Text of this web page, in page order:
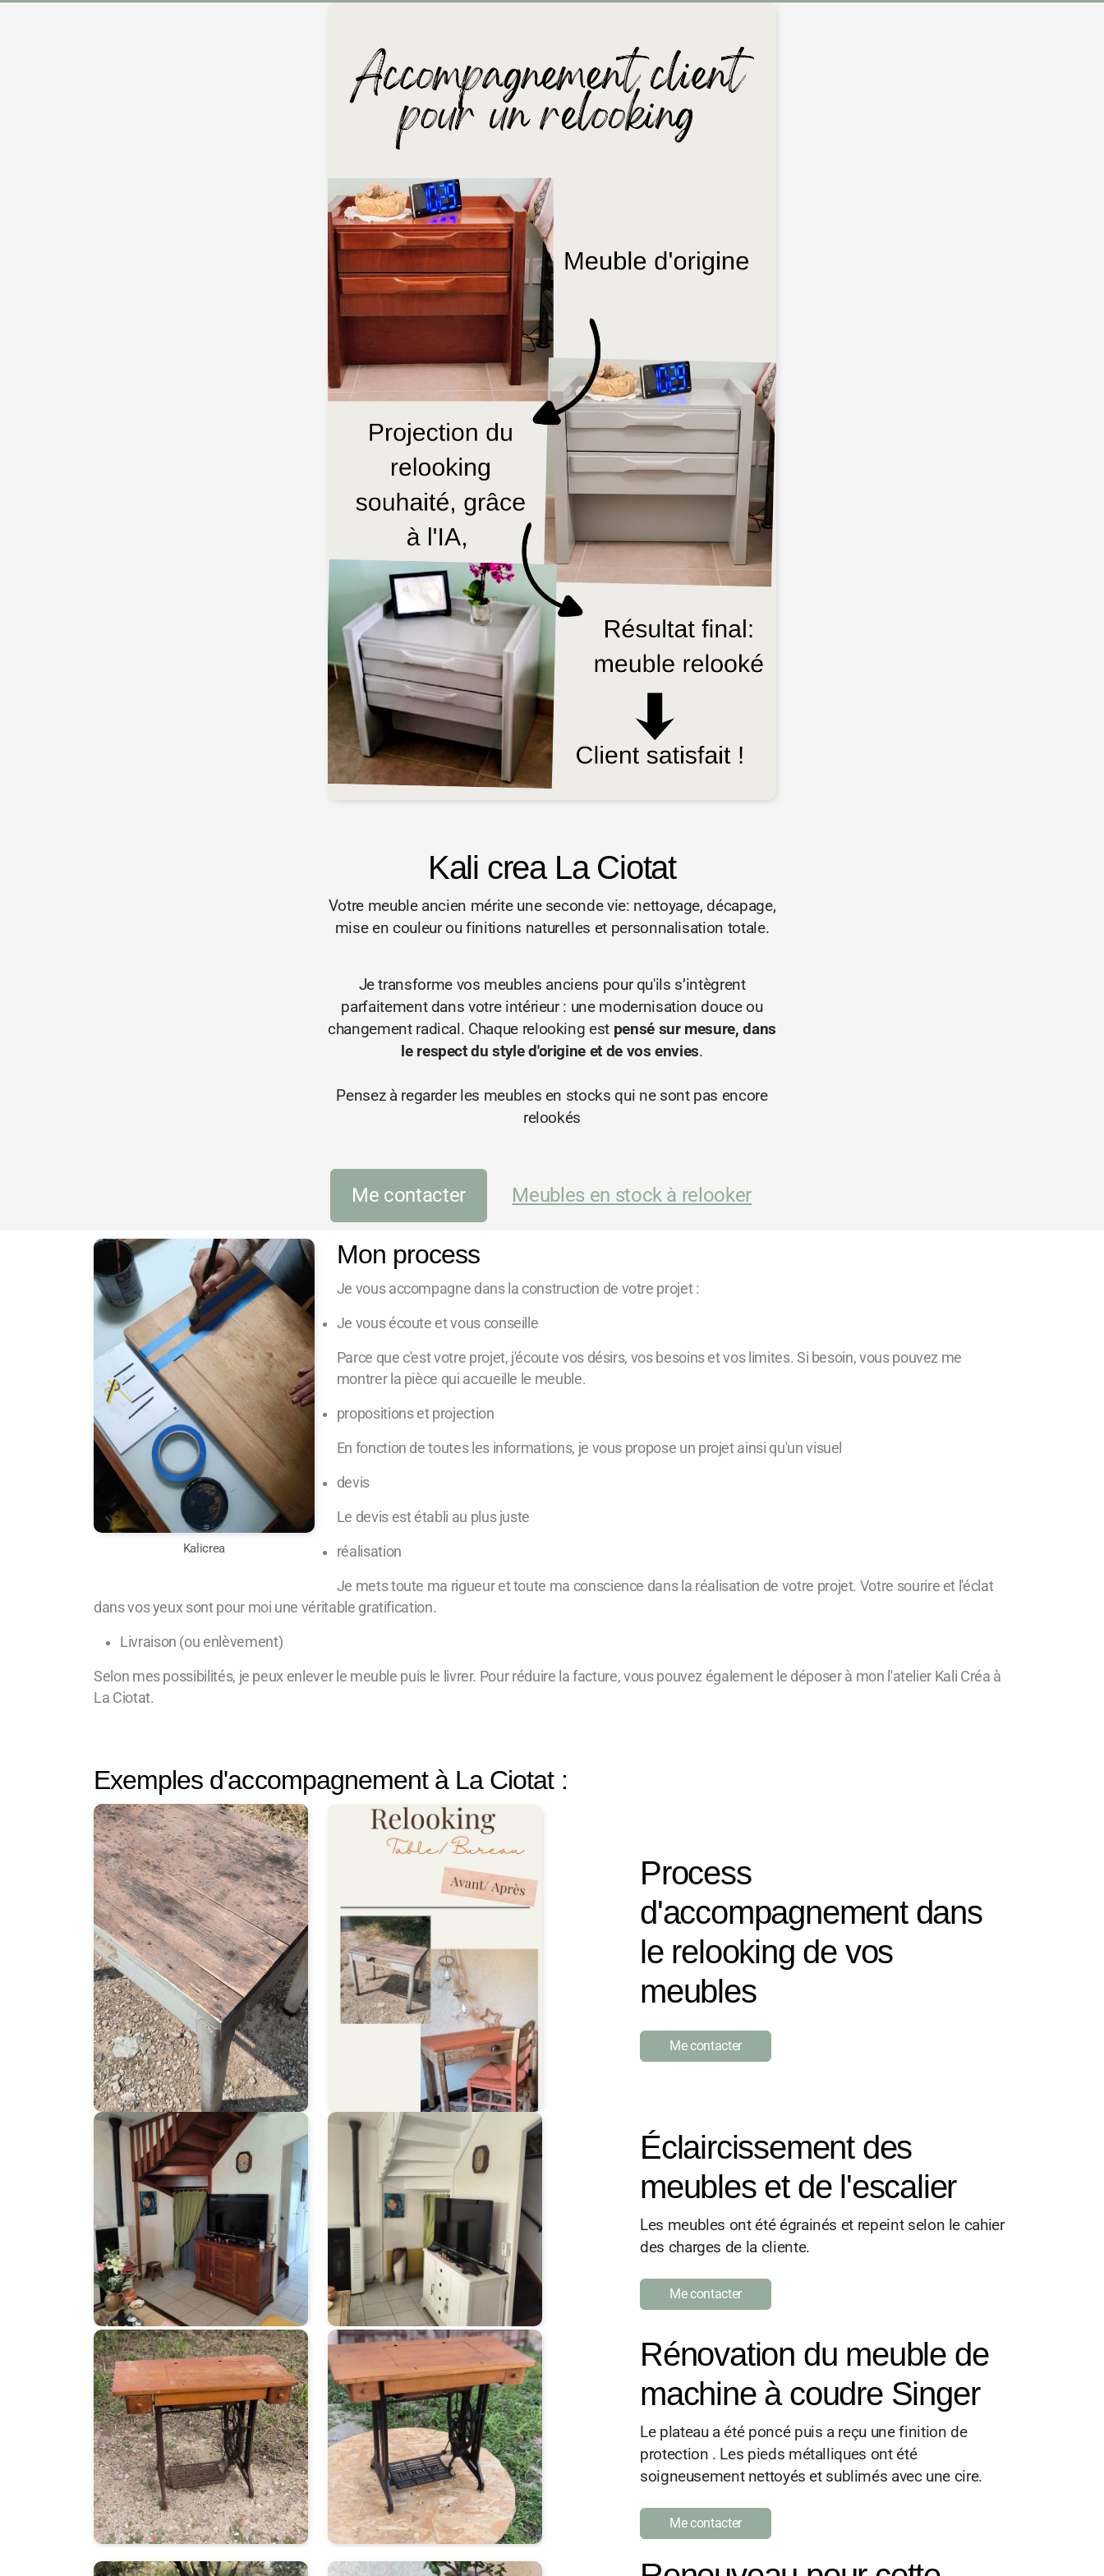
Kali crea La Ciotat
Votre meuble ancien mérite une seconde vie: nettoyage, décapage,
mise en couleur ou finitions naturelles et personnalisation totale.
Je transforme vos meubles anciens pour qu'ils s’intègrent
parfaitement dans votre intérieur : une modernisation douce ou
changement radical. Chaque relooking est pensé sur mesure, dans
le respect du style d'origine et de vos envies.
Pensez à regarder les meubles en stocks qui ne sont pas encore
relookés
Me contacter Meubles en stock à relooker
Kalicrea
Mon process
Je vous accompagne dans la construction de votre projet :
Je vous écoute et vous conseille
Parce que c'est votre projet, j'écoute vos désirs, vos besoins et vos limites. Si besoin, vous pouvez me
montrer la pièce qui accueille le meuble.
propositions et projection
En fonction de toutes les informations, je vous propose un projet ainsi qu'un visuel
devis
Le devis est établi au plus juste
réalisation
Je mets toute ma rigueur et toute ma conscience dans la réalisation de votre projet. Votre sourire et l'éclat
dans vos yeux sont pour moi une véritable gratification.
Livraison (ou enlèvement)
Selon mes possibilités, je peux enlever le meuble puis le livrer. Pour réduire la facture, vous pouvez également le déposer à mon l'atelier Kali Créa à
La Ciotat.
Exemples d'accompagnement à La Ciotat :
Process
d'accompagnement dans
le relooking de vos
meubles
Me contacter
Éclaircissement des
meubles et de l'escalier
Les meubles ont été égrainés et repeint selon le cahier
des charges de la cliente.
Me contacter
Rénovation du meuble de
machine à coudre Singer
Le plateau a été poncé puis a reçu une finition de
protection . Les pieds métalliques ontété
soigneusement nettoyés et sublimés avec une cire.
Me contacter